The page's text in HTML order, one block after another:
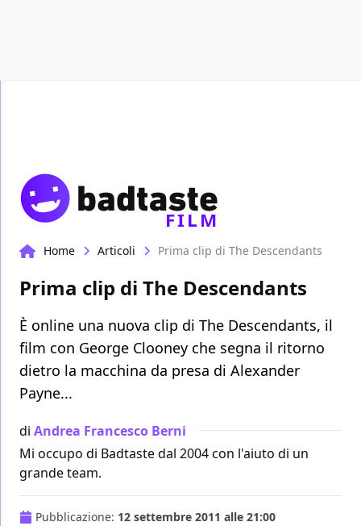
FILM
Home Articoli Prima clip di The Descendants
Prima clip di The Descendants
È online una nuova clip di The Descendants, il
film con George Clooney che segna il ritorno
dietro la macchina da presa di Alexander
Payne...
di Andrea Francesco Berni
Mi occupo di Badtaste dal 2004 con l'aiuto di un
grande team.
Pubblicazione: 12 settembre 2011 alle 21:00